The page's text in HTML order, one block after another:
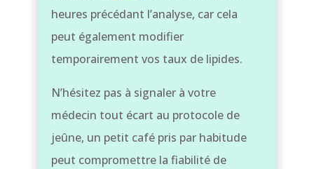
heures précédant l’analyse, car cela
peut également modifier
temporairement vos taux de lipides.
N’hésitez pas à signaler à votre
médecin tout écart au protocole de
jeûne, un petit café pris par habitude
peut compromettre la fiabilité de